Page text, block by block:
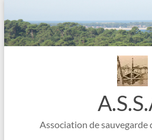
Association de sauvegarde